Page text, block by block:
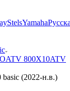
StelsYamaha
ATV 800X10ATV
(2022-н.в.)